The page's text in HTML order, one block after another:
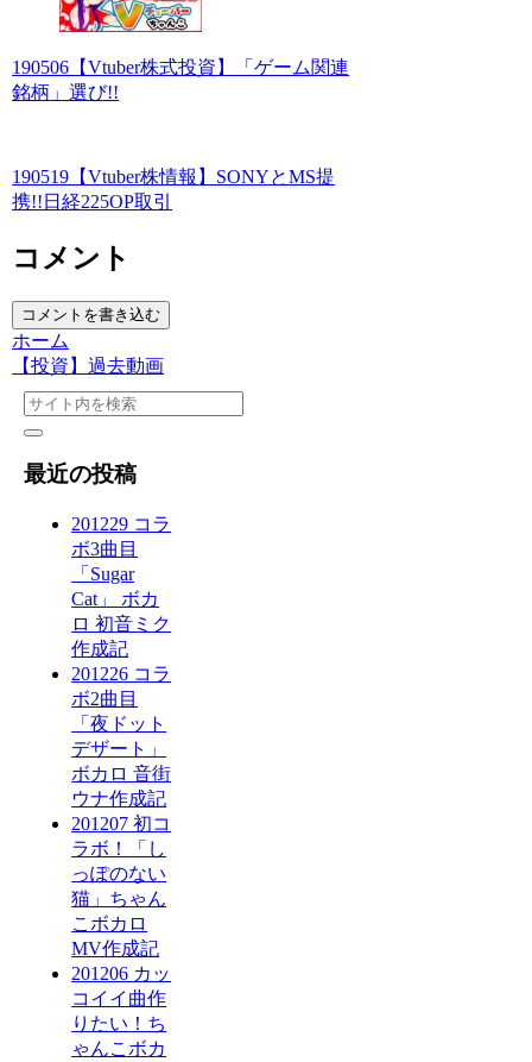
190506【Vtuber株式投資】「ゲーム関連
銘柄」選び!!
190519【Vtuber株情報】SONYとMS提
携!!日経225OP取引
コメント
コメントを書き込む
ホーム
【投資】過去動画
最近の投稿
201229 コラ
ボ3曲目
「Sugar
Cat」 ボカ
ロ 初音ミク
作成記
201226 コラ
ボ2曲目
「夜ドット
デザート」
ボカロ 音街
ウナ作成記
201207 初コ
ラボ！「し
っぽのない
猫」ちゃん
こボカロ
MV作成記
201206 カッ
コイイ曲作
りたい！ち
ゃんこボカ